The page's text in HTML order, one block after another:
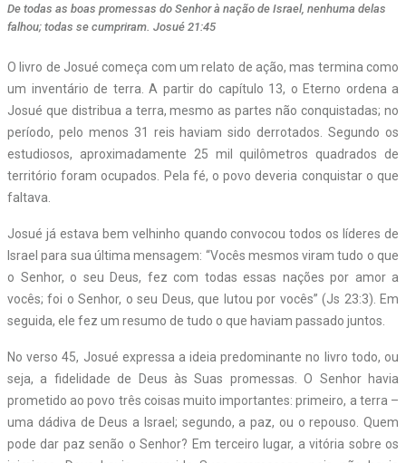
De todas as boas promessas do Senhor à nação de Israel, nenhuma delas
falhou; todas se cumpriram. Josué 21:45
O livro de Josué começa com um relato de ação, mas termina como
um inventário de terra. A partir do capítulo 13, o Eterno ordena a
Josué que distribua a terra, mesmo as partes não conquistadas; no
período, pelo menos 31 reis haviam sido derrotados. Segundo os
estudiosos, aproximadamente 25 mil quilômetros quadrados de
território foram ocupados. Pela fé, o povo deveria conquistar o que
faltava.
Josué já estava bem velhinho quando convocou todos os líderes de
Israel para sua última mensagem: “Vocês mesmos viram tudo o que
o Senhor, o seu Deus, fez com todas essas nações por amor a
vocês; foi o Senhor, o seu Deus, que lutou por vocês” (Js 23:3). Em
seguida, ele fez um resumo de tudo o que haviam passado juntos.
No verso 45, Josué expressa a ideia predominante no livro todo, ou
seja, a fidelidade de Deus às Suas promessas. O Senhor havia
prometido ao povo três coisas muito importantes: primeiro, a terra –
uma dádiva de Deus a Israel; segundo, a paz, ou o repouso. Quem
pode dar paz senão o Senhor? Em terceiro lugar, a vitória sobre os